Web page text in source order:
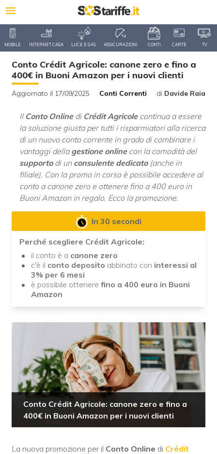
MOBILE INTERNET CASA LUCE E GAS ASSICURAZIONI CONTI CARTE TV
Conto Crédit Agricole: canone zero e fino a
400€ in Buoni Amazon per i nuovi clienti
Aggiornato il 17/09/2025 Conti Correnti di Davide Raia
Il Conto Online di Crédit Agricolecontinua a essere
la soluzione giusta per tutti i risparmiatori alla ricerca
di un nuovo conto corrente in grado di combinare i
vantaggi della gestione onlinecon la comodità del
supportodi un consulente dedicato(anche in
filiale). Con la promo in corso è possibile accedere al
conto a canone zero e ottenere fino a 400 euro in
Buoni Amazon in regalo. Ecco la promozione.
In 30 secondi
Perché scegliere Crédit Agricole:
il conto è a canone zero
c'è il conto deposito abbinato con interessi al
3% per 6 mesi
è possibile ottenere fino a 400 euro in Buoni
Amazon
Conto Crédit Agricole: canone zero e fino a
400€ in Buoni Amazon per i nuovi clienti
La nuova promozione per il Conto Online di Crédit